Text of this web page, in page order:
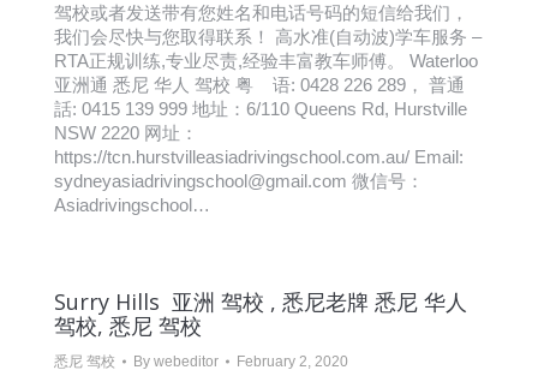
驾校或者发送带有您姓名和电话号码的短信给我们，
我们会尽快与您取得联系！ 高水准(自动波)学车服务 –
RTA正规训练,专业尽责,经验丰富教车师傅。 Waterloo
亚洲通 悉尼 华人 驾校 粤 语: 0428 226 289， 普通
話: 0415 139 999 地址：6/110 Queens Rd, Hurstville
NSW 2220 网址：
https://tcn.hurstvilleasiadrivingschool.com.au/ Email:
sydneyasiadrivingschool@gmail.com 微信号：
Asiadrivingschool…
Surry Hills 亚洲 驾校 , 悉尼老牌 悉尼 华人
驾校, 悉尼 驾校
悉尼 驾校 By webeditor February 2, 2020